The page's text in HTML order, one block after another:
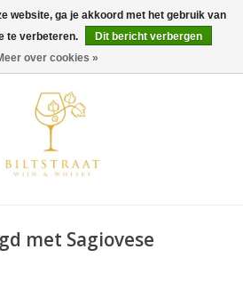
0 Artikelen - €0,00
met Sagiovese
website, ga je akkoord met het gebruik van
te verbeteren.
Dit bericht verbergen
over cookies »